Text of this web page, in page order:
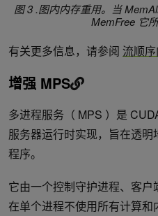
图 3 .图内内存重用。当
MemFree 它
有关更多信息，请参阅 流顺
增强 MPS
多进程服务（ MPS ）是
服务器运行时实现，旨在透
程序。
它由一个控制守护进程、客户
在单个进程不使用所有计算